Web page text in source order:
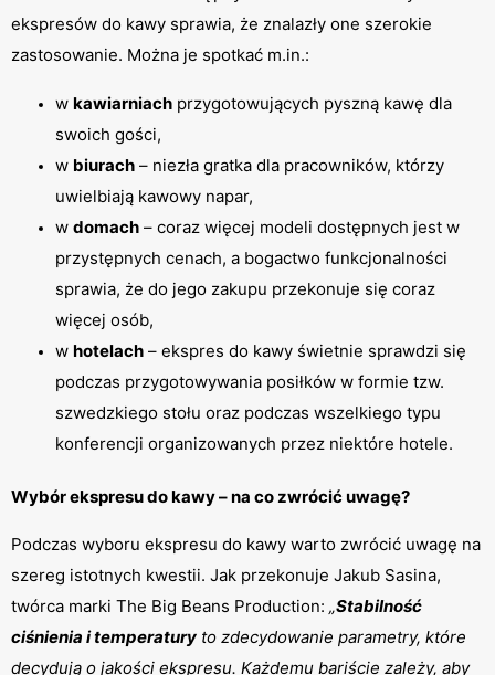
ekspresów do kawy sprawia, że znalazły one szerokie
zastosowanie. Można je spotkać m.in.:
w kawiarniach przygotowujących pyszną kawę dla
swoich gości,
w biurach – niezła gratka dla pracowników, którzy
uwielbiają kawowy napar,
w domach – coraz więcej modeli dostępnych jest w
przystępnych cenach, a bogactwo funkcjonalności
sprawia, że do jego zakupu przekonuje się coraz
więcej osób,
w hotelach – ekspres do kawy świetnie sprawdzi się
podczas przygotowywania posiłków w formie tzw.
szwedzkiego stołu oraz podczas wszelkiego typu
konferencji organizowanych przez niektóre hotele.
Wybór ekspresu do kawy – na co zwrócić uwagę?
Podczas wyboru ekspresu do kawy warto zwrócić uwagę na
szereg istotnych kwestii. Jak przekonuje Jakub Sasina,
twórca marki The Big Beans Production: „Stabilność
ciśnienia i temperatury to zdecydowanie parametry, które
decydują o jakości ekspresu. Każdemu bariście zależy, aby